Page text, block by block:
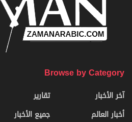
Browse by Category
آخر الأخبار
أخبار العالم
تقارير
جميع الأخبار